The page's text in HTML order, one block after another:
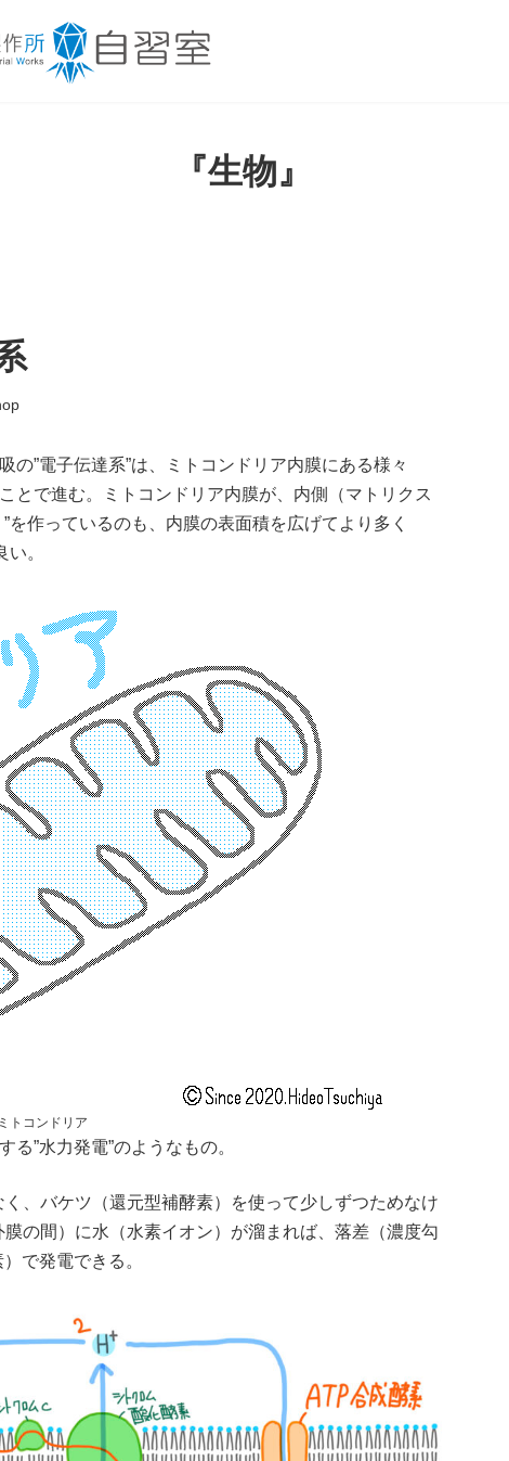
『生物』
の”電子伝達系”は、ミトコンドリア内膜にある様々
とで進む。ミトコンドリア内膜が、内側（マトリクス
を作っているのも、内膜の表面積を広げてより多く
。
トコンドリア
る”水力発電”のようなもの。
、バケツ（還元型補酵素）を使って少しずつためなけ
の間）に水（水素イオン）が溜まれば、落差（濃度勾
で発電できる。